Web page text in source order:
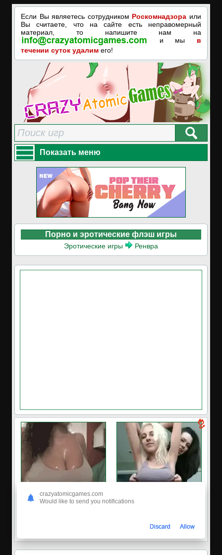
Если Вы являетесь сотрудником Роскомнадзора или
Вы считаете, что на сайте есть неправомерный
материал, то напишите нам на
и мы в
течении суток удалим его!
Показать меню
Порно и эротические флэш игры
Эротические игры Ренвра
🔥ПОКАЗЫВАЕМ НАШИ
crazyatomicgames.com
Would like to send you notifications
Discard Allow